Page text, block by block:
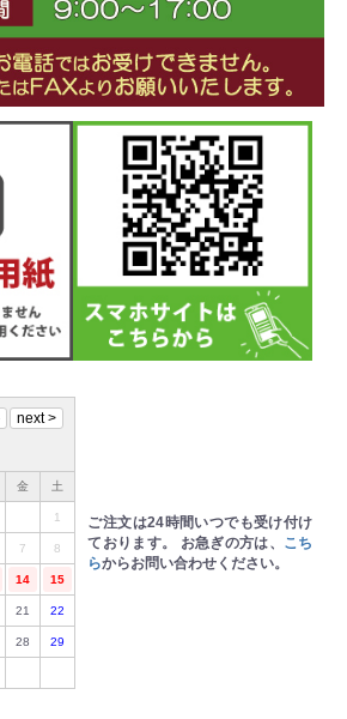
金 土
1
7 8
14 15
21 22
28 29
ご注文は24時間いつでも受け付け
ております。 お急ぎの方は、 こち
らからお問い合わせください。